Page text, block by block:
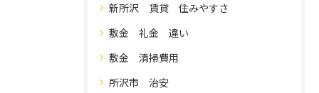
新所沢 賃貸 住みやすさ
敷金 礼金 違い
敷金 清掃費用
所沢市 治安